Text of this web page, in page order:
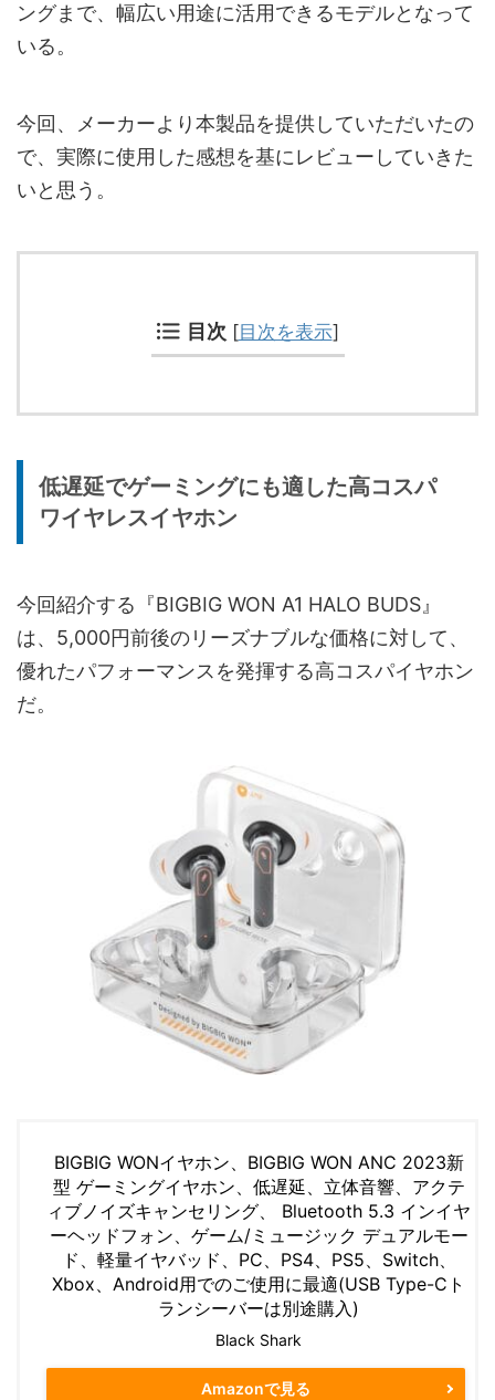
ングまで、幅広い用途に活用できるモデルとなって
いる。
今回、メーカーより本製品を提供していただいたの
で、実際に使用した感想を基にレビューしていきた
いと思う。
目次 [目次を表示]
低遅延でゲーミングにも適した高コスパ
ワイヤレスイヤホン
今回紹介する『BIGBIG WON A1 HALO BUDS』
は、5,000円前後のリーズナブルな価格に対して、
優れたパフォーマンスを発揮する高コスパイヤホン
だ。
BIGBIG WONイヤホン、BIGBIG WON ANC 2023新
型 ゲーミングイヤホン、低遅延、立体音響、アクテ
ィブノイズキャンセリング、 Bluetooth 5.3 インイヤ
ーヘッドフォン、ゲーム/ミュージック デュアルモー
ド、軽量イヤバッド、PC、PS4、PS5、Switch、
Xbox、Android用でのご使用に最適(USB Type-Cト
ランシーバーは別途購入)
Black Shark
Amazonで見る